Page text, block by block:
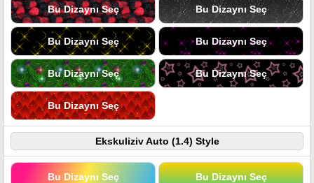
Bu Dizaynı Seç Bu Dizaynı Seç
Bu Dizaynı Seç Bu Dizaynı Seç
Bu Dizaynı Seç Bu Dizaynı Seç
Bu Dizaynı Seç
Ekskuliziv Auto (1.4) Style
Bu Dizaynı Seç Bu Dizaynı Seç